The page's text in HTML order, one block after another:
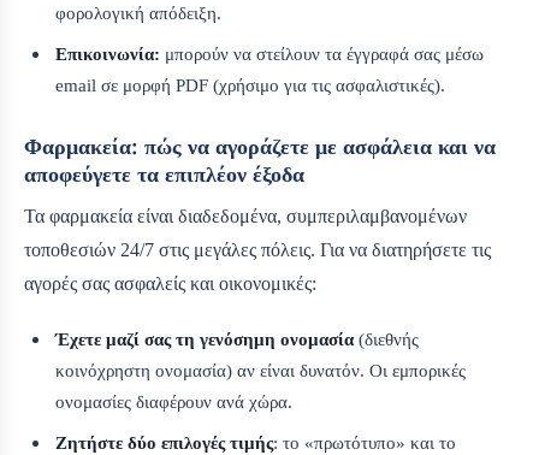
φορολογική απόδειξη.
Επικοινωνία: μπορούν να στείλουν τα έγγραφά σας μέσω
email σε μορφή PDF (χρήσιμο για τις ασφαλιστικές).
Φαρμακεία: πώς να αγοράζετε με ασφάλεια και να
αποφεύγετε τα επιπλέον έξοδα
Τα φαρμακεία είναι διαδεδομένα, συμπεριλαμβανομένων
τοποθεσιών 24/7 στις μεγάλες πόλεις. Για να διατηρήσετε τις
αγορές σας ασφαλείς και οικονομικές:
Έχετε μαζί σας τη γενόσημη ονομασία(διεθνής
κοινόχρηστη ονομασία) αν είναι δυνατόν. Οι εμπορικές
ονομασίες διαφέρουν ανά χώρα.
Ζητήστε δύο επιλογές τιμής: το «πρωτότυπο» και το